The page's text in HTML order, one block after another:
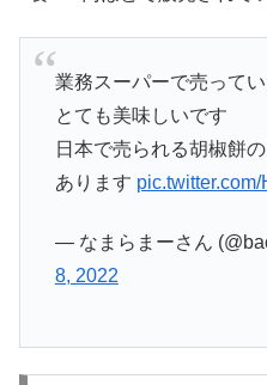
業務スーパーで売って
とても美味しいです
日本で売られる胡椒餅
あります
— なまらまーさん
8, 2022